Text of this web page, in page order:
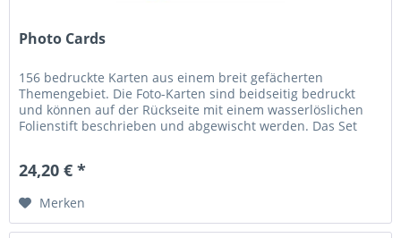
Photo Cards
156 bedruckte Karten aus einem breit gefächerten
Themengebiet. Die Foto-Karten sind beidseitig bedruckt
und können auf der Rückseite mit einem wasserlöslichen
Folienstift beschrieben und abgewischt werden. Das Set
24,20 € *
Merken